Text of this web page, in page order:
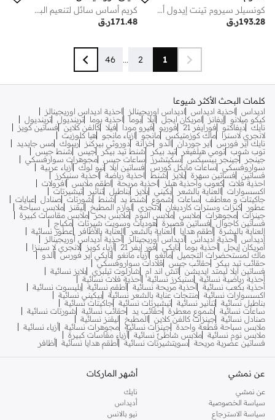
كونسيلر سيروم تينت إيدول ألترا وير كير آند جلو
ر.ق193.28
كريم أساس سائل لتنعيم البشرة بتركيبة إكسير - 4 دبليو، 30مل
ر.ق171.48
1
2
...
46
كلمات البحث الأكثر شيوعا
اديداس احذية اديداس اديداس اوريجينالز
احذية اديداس اوريجينالز
كيكو ميلانو
إيفانز امريكان ايجل ايلا بوما احذية بوما ترينديول ترينديول
نايك ديفاكتو فورايفر 21 فوريو فيرو مودا فيلا كالفن كلاين فساتين كويز
لانجري لاسنزا
ماك كوزمتيكس مانجو ازياء مانجو
هيا كلوزيت
نايك اير فورس
اير جوردان الدو خزانة دوروثي بيركنز ريبوك مس جايديد
توب شوب تومي هيلفيغر تيد بيكر شنط تيد بيكر جيس
شنط جيس
جينجر
جينجر بيسيكس سكيتشرز ساعات جيس مجوهرات سوارفسكي
سواروفسكي
ساعات مايكل كورس فساتين ايلا نيو لوك أزياء عربية
فساتين
فساتين سهرة بلايز شنط احذية رياضة
احذية سنيكرز
احذية فلات كعوب واحذية هيلز احذية مريحة اطقم ملابس
افرولات
اكسسوارات
العناية بالشعر بكيني بلايز بناطيل تنانير
تيشيرتات
جاكيتات و معاطف
ساعات شموع شنط يد شنط شورتات صنادل
عبايات
عطور
كنزات وسترات كارديغان لانجري لوازم المطبخ ليقنز
ملابس سباحة
جينزات مجوهرات ملابس ملابس النوم ملابس بحر ملابس مقاسات كبيرة
فساتين كاجوال
فساتين قصيرة هوديات وسويت شيرتات مكياج
العناية بالبشرة أطقم هدايا العناية بالشعر العناية بالأظافر
عطور نسائية
أديداس أحذية أديداس أديداس أوريجينالز
أحذية أديداس أوريجينالز
أمريكان إيجل أحذية بوما نايكي فور إيفر 21 أزياء كويز
لانجري لا سينزا
ماك لمستحضرات التجميل مانغو أزياء مانغو نايكي اير فورس ألدو
حقائب تيد بيكر
حقائب جيس
قلادات سواروفسكي
فساتين ايلا ليمتد ايديشن
اتش اند ام شارلوت تيلبري بلايز نسائية
أحذية رياضية نسائية
سنيكرز نسائية أحذية فلات نسائية
أحذية بكعب نسائية أحذية مريحة نسائية أطقم نسائية بليسوت نسائية
اكسسوارات نسائية منتجات عناية بالشعر نسائية بيكيني نسائية
بناطيل نسائية تنانير نسائية تيشيرتات نسائية جاكيتات نسائية
ساعات نسائية
شموع معطرة حقائب يد حقائب نسائية
شورتات نسائية
صنادل نسائية جينزات كالفن كلاين المطبخ
ليقنز نسائية
ملابس سباحة قطعة واحدة جينزات نسائية مجوهرات نسائية أزياء نسائية
ملابس نوم نسائية ملابس شاطئ نسائية أزياء مقاسات كبيرة
فساتين عصرية مريحة
سويتشيرتات نسائية أطقم هدايا نسائية أظافر
عن نمشي
عن نمشي
سياسة الخصوصية
سياسة الاسترجاع
أشهر الماركات
نايك
أديداس
نيو بالانس